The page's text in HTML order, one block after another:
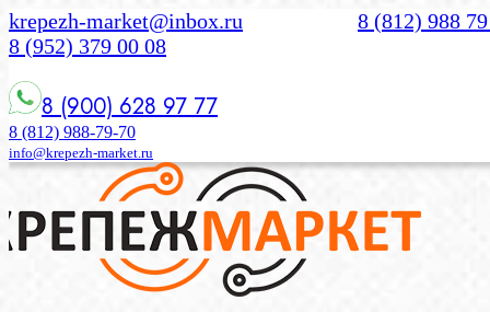
krepezh-market@inbox.ru
8 (812) 988
8 (952) 379 00 08
8 (900) 628 97 77
8 (812) 988-79-70
info@krepezh-market.ru